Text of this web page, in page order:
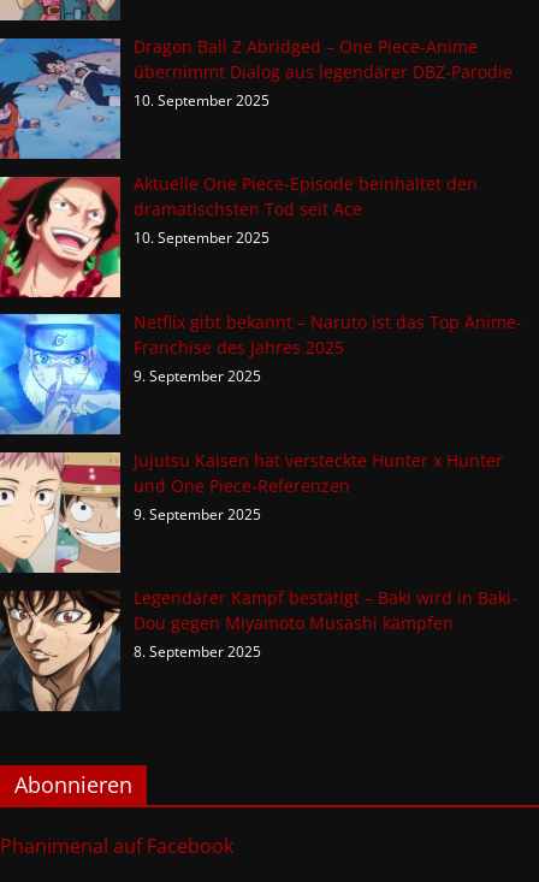
Dragon Ball Z Abridged – One Piece-Anime
übernimmt Dialog aus legendärer DBZ-Parodie
10. September 2025
Aktuelle One Piece-Episode beinhaltet den
dramatischsten Tod seit Ace
10. September 2025
Netflix gibt bekannt – Naruto ist das Top Anime-
Franchise des Jahres 2025
9. September 2025
Jujutsu Kaisen hat versteckte Hunter x Hunter
und One Piece-Referenzen
9. September 2025
Legendärer Kampf bestätigt – Baki wird in Baki-
Dou gegen Miyamoto Musashi kämpfen
8. September 2025
Abonnieren
Phanimenal auf Facebook